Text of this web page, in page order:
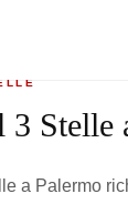
Stelle
a Palermo